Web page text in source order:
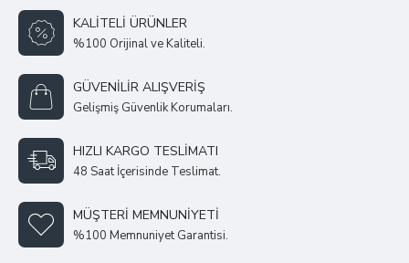
KALITELI ÜRÜNLER
%100 Orijinal ve Kaliteli.
GÜVENILIR ALIŞVERIŞ
Gelişmiş Güvenlik Korumaları.
HIZLI KARGO TESLIMATI
48 Saat İçerisinde Teslimat.
MÜŞTERI MEMNUNIYETI
%100 Memnuniyet Garantisi.